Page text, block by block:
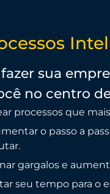
sua
no centro
processos que
o passo a
gargalos e
seu tempo para o